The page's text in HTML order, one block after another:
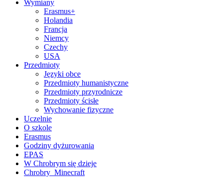
Wymiany
Erasmus+
Holandia
Francja
Niemcy
Czechy
USA
Przedmioty
Języki obce
Przedmioty humanistyczne
Przedmioty przyrodnicze
Przedmioty ścisłe
Wychowanie fizyczne
Uczelnie
O szkole
Erasmus
Godziny dyżurowania
EPAS
W Chrobrym się dzieje
Chrobry_Minecraft